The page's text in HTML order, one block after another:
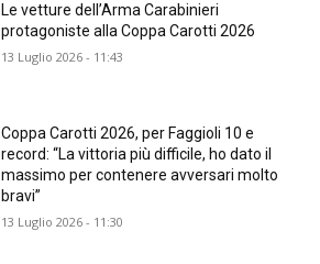
Le vetture dell’Arma Carabinieri
protagoniste alla Coppa Carotti 2026
13 Luglio 2026 - 11:43
Coppa Carotti 2026, per Faggioli 10 e
record: “La vittoria più difficile, ho dato il
massimo per contenere avversari molto
bravi”
13 Luglio 2026 - 11:30